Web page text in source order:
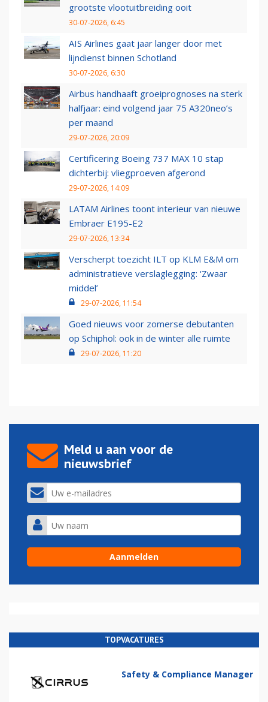
grootste vlootuitbreiding ooit
30-07-2026, 6:45
AIS Airlines gaat jaar langer door met
lijndienst binnen Schotland
30-07-2026, 6:30
Airbus handhaaft groeiprognoses na sterk
halfjaar: eind volgend jaar 75 A320neo’s
per maand
29-07-2026, 20:09
Certificering Boeing 737 MAX 10 stap
dichterbij: vliegproeven afgerond
29-07-2026, 14:09
LATAM Airlines toont interieur van nieuwe
Embraer E195-E2
29-07-2026, 13:34
Verscherpt toezicht ILT op KLM E&M om
administratieve verslaglegging: ‘Zwaar
middel’
29-07-2026, 11:54
Goed nieuws voor zomerse debutanten
op Schiphol: ook in de winter alle ruimte
29-07-2026, 11:20
Meld u aan voor de
nieuwsbrief
TOPVACATURES
Safety & Compliance Manager